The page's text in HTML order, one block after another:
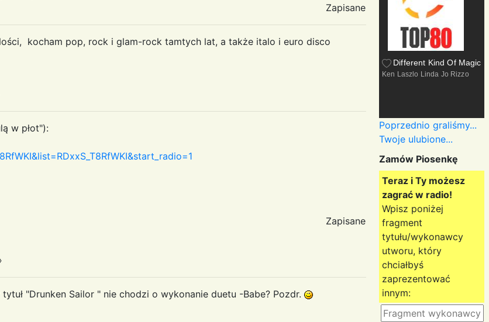
Zapisane
kocham pop, rock i glam-rock tamtych lat, a także italo i euro disco
w płot"):
Zapisane
"Drunken Sailor " nie chodzi o wykonanie duetu -Babe? Pozdr.
Different Kind Of Magic
Ken Laszlo Linda Jo Rizzo
Poprzednio graliśmy...
Twoje ulubione...
Zamów Piosenkę
Teraz i Ty możesz
zagrać w radio!
Wpisz poniżej
fragment
tytułu/wykonawcy
utworu, który
chciałbyś
zaprezentować
innym: